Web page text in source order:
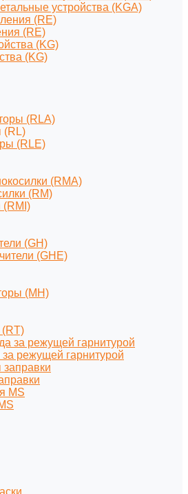
устройства (KGA)
(RE)
(KG)
(RLA)
(RL)
(RLE)
(RMA)
(RM)
(RMI)
(GH)
(GHE)
(MH)
режущей гарнитурой